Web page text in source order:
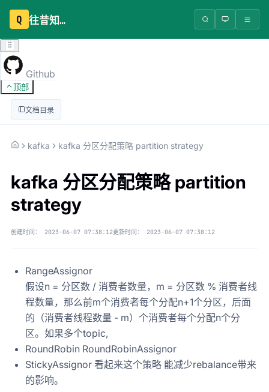
Q 往昔知识库
Github
顶部
文档目录
kafka kafka 分区分配策略 partition strategy
kafka 分区分配策略 partition
strategy
创建时间： 2023-06-07 07:38:12更新时间： 2023-06-07 07:38:12
RangeAssignor
假设n = 分区数 / 消费者数量，m = 分区数 % 消费者线
程数量，那么前m个消费者每个分配n+1个分区，后面
的（消费者线程数量 - m）个消费者每个分配n个分
区。如果多个topic,
RoundRobin RoundRobinAssignor
StickyAssignor 看起来这个策略 能减少rebalance带来
的影响。